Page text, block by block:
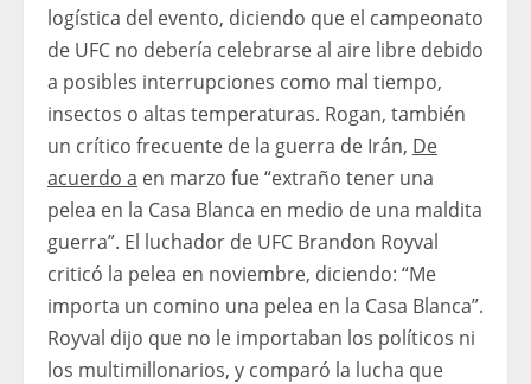
logística del evento, diciendo que el campeonato
de UFC no debería celebrarse al aire libre debido
a posibles interrupciones como mal tiempo,
insectos o altas temperaturas. Rogan, también
un crítico frecuente de la guerra de Irán, De
acuerdo a en marzo fue “extraño tener una
pelea en la Casa Blanca en medio de una maldita
guerra”. El luchador de UFC Brandon Royval
criticó la pelea en noviembre, diciendo: “Me
importa un comino una pelea en la Casa Blanca”.
Royval dijo que no le importaban los políticos ni
los multimillonarios, y comparó la lucha que